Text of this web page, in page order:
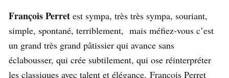
François Perret est sympa, très très sympa, souriant,
simple, spontané, terriblement, mais méfiez-vous c’est
un grand très grand pâtissier qui avance sans
éclabousser, qui crée subtilement, qui ose réinterpréter
les classiques avec talent et élégance. François Perret